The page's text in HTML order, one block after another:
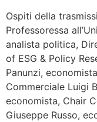
Ospiti della
Professoressa
analista politica,
of ESG & Policy
Panunzi,
Commerciale Luigi
economista, Chair
Giuseppe Russo,